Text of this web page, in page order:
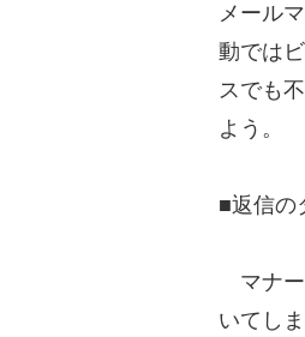
メール
動では
スでも
よう。
■返信の
マナー
いてし